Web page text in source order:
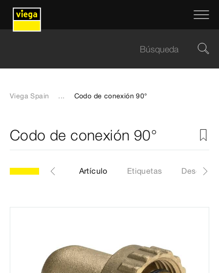
Viega Spain ... Codo de conexión 90°
Codo de conexión 90°
modelo 6161.98 Artículo Etiquetas